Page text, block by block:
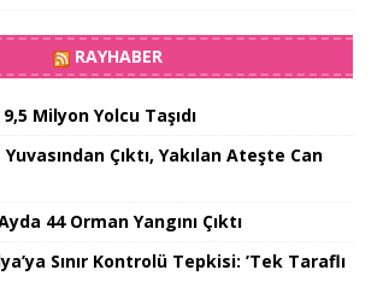
RAYHABER
Milyon Yolcu Taşıdı
Çıktı, Yakılan Ateşte Can
44 Orman Yangını Çıktı
Sınır Kontrolü Tepkisi: ’Tek Taraflı